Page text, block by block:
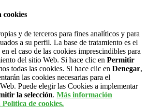
cookies
y de terceros para fines analíticos y para
a su perfil. La base de tratamiento es el
el caso de las cookies imprescindibles para
del sitio Web. Si hace clic en Permitir
todas las cookies. Si hace clic en Denegar,
las cookies necesarias para el
Puede elegir las Cookies a implementar
la selección. Más información
de cookies.